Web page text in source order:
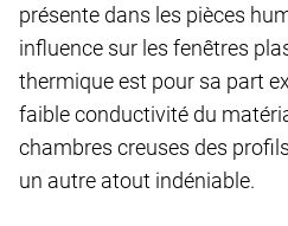
présente dans les pièces
influence sur les fenêtres
thermique est pour sa part
faible conductivité du
chambres creuses des
un autre atout indéniable.